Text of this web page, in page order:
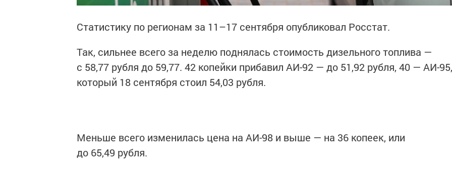
Статистику по регионам за 11–17 сентября опубликовал Росстат.
Так, сильнее всего за неделю поднялась стоимость дизельного топлива —
с 58,77 рубля до 59,77. 42 копейки прибавил АИ-92 — до 51,92 рубля, 40 — АИ-95,
который 18 сентября стоил 54,03 рубля.
Меньше всего изменилась цена на АИ-98 и выше — на 36 копеек, или
до 65,49 рубля.